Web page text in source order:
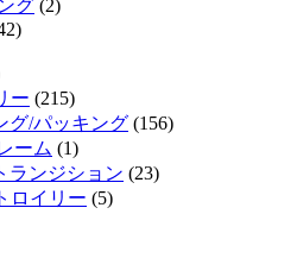
グ (2)
ー (215)
グ/パッキング (156)
ーム (1)
ランジション (23)
ロイリー (5)